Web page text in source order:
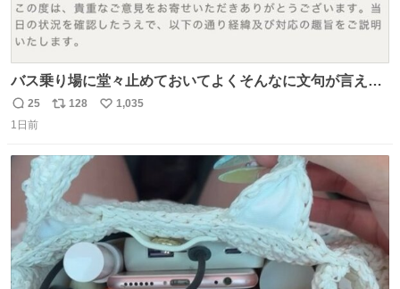
バス乗り場に堂々止めておいてよくそんなに文句が言える
ね 運転士は日本人やったのなら韓国人は関係ないし、なん
なら68歳も関係ない…
返
信
25
リ
ト
数
128
い
1,035
1日前